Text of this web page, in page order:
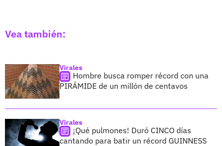
Vea también:
Virales
Hombre busca romper récord con una
PIRÁMIDE de un millón de centavos
Virales
¡Qué pulmones! Duró CINCO días
cantando para batir un récord GUINNESS